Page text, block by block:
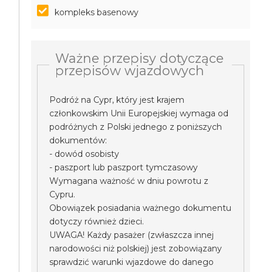
kompleks basenowy
Ważne przepisy dotyczące
przepisów wjazdowych
Podróż na Cypr, który jest krajem
członkowskim Unii Europejskiej wymaga od
podróżnych z Polski jednego z poniższych
dokumentów:
- dowód osobisty
- paszport lub paszport tymczasowy
Wymagana ważność w dniu powrotu z
Cypru.
Obowiązek posiadania ważnego dokumentu
dotyczy również dzieci.
UWAGA! Każdy pasażer (zwłaszcza innej
narodowości niż polskiej) jest zobowiązany
sprawdzić warunki wjazdowe do danego